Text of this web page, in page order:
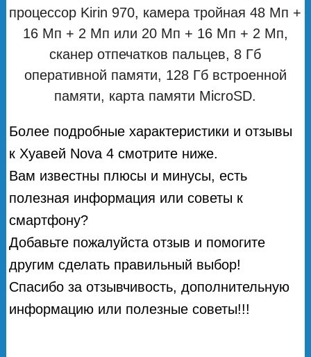
процессор Kirin 970, камера тройная 48 Мп +
16 Мп + 2 Мп или 20 Мп + 16 Мп + 2 Мп,
сканер отпечатков пальцев, 8 Гб
оперативной памяти, 128 Гб встроенной
памяти, карта памяти MicroSD.
Более подробные характеристики и отзывы
к Хуавей Nova 4 смотрите ниже.
Вам известны плюсы и минусы, есть
полезная информация или советы к
смартфону?
Добавьте пожалуйста отзыв и помогите
другим сделать правильный выбор!
Спасибо за отзывчивость, дополнительную
информацию или полезные советы!!!